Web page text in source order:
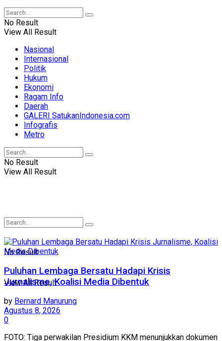
No Result
View All Result
Nasional
Internasional
Politik
Hukum
Ekonomi
Ragam Info
Daerah
GALERI SatukanIndonesia.com
Infografis
Metro
No Result
View All Result
No Result
View All Result
Puluhan Lembaga Bersatu Hadapi Krisis
Jurnalisme, Koalisi Media Dibentuk
by Bernard Manurung
Agustus 8, 2026
0
FOTO: Tiga perwakilan Presidium KKM menunjukkan dokumen